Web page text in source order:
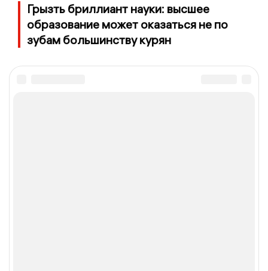
Грызть бриллиант науки: высшее
образование может оказаться не по
зубам большинству курян